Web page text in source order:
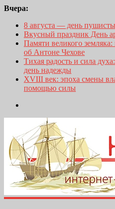
Вчера:
8 августа — день
Вкусный праздник День
Памяти великого
об Антоне Чехове
Тихая радость и сила
день надежды
XVIII век: эпоха смены
помощью силы